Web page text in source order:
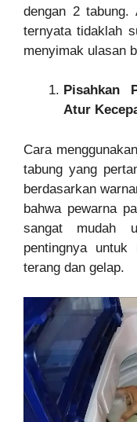
dengan 2 tabung.
ternyata tidaklah
menyimak ulasan
Pisahkan
Atur
Cara
tabung yang
berdasarkan
bahwa pewarna
sangat mudah
pentingnya untuk
terang dan gelap.